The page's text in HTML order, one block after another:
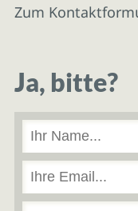
Zum
Ja, bitte?